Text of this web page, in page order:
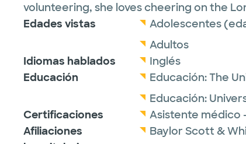
volunteering, she loves cheering on the
Edades vistas
Adolescentes
Adultos
Idiomas hablados
Inglés
Educación
Educación:The
Educación:
Certificaciones
Asistente médico
Afiliaciones
Baylor Scott &